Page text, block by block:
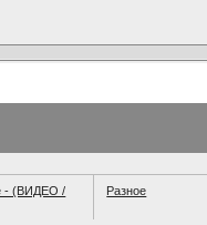
- (ВИДЕО /
Разное